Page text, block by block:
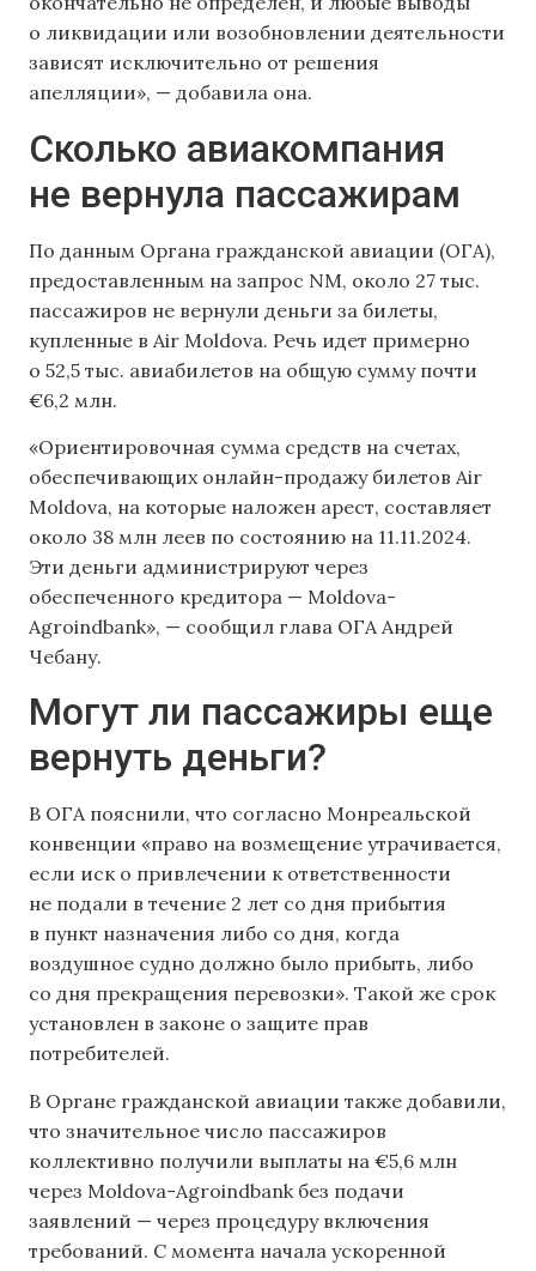
о ликвидации или возобновлении деятельности
зависят исключительно от решения
апелляции», — добавила она.
Сколько авиакомпания
не вернула пассажирам
По данным Органа гражданской авиации (ОГА),
предоставленным на запрос NM, около 27 тыс.
пассажиров не вернули деньги за билеты,
купленные в Air Moldova. Речь идет примерно
о 52,5 тыс. авиабилетов на общую сумму почти
€6,2 млн.
«Ориентировочная сумма средств на счетах,
обеспечивающих онлайн-продажу билетов Air
Moldova, на которые наложен арест, составляет
около 38 млн леев по состоянию на 11.11.2024.
Эти деньги администрируют через
обеспеченного кредитора — Moldova-
Agroindbank», — сообщил глава ОГА Андрей
Чебану.
Могут ли пассажиры еще
вернуть деньги?
В ОГА пояснили, что согласно Монреальской
конвенции «право на возмещение утрачивается,
если иск о привлечении к ответственности
не подали в течение 2 лет со дня прибытия
в пункт назначения либо со дня, когда
воздушное судно должно было прибыть, либо
со дня прекращения перевозки». Такой же срок
установлен в законе о защите прав
потребителей.
В Органе гражданской авиации также добавили,
что значительное число пассажиров
коллективно получили выплаты на €5,6 млн
через Moldova-Agroindbank без подачи
заявлений — через процедуру включения
требований. С момента начала ускоренной